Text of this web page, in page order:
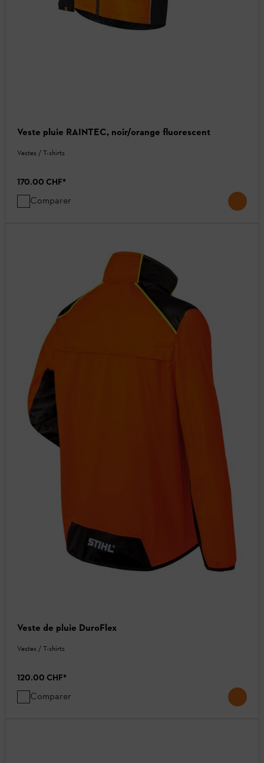
Veste pluie RAINTEC, noir/orange fluorescent
Vestes / T-shirts
170.00 CHF*
Comparer
Veste de pluie DuroFlex
Vestes / T-shirts
120.00 CHF*
Comparer